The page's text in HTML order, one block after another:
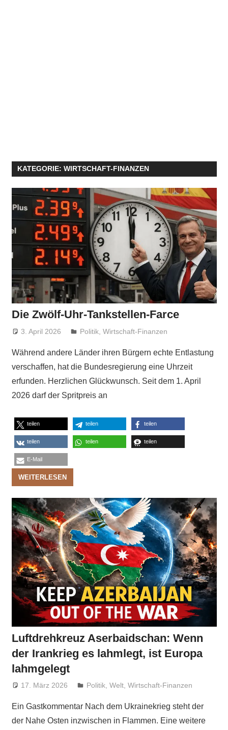
KATEGORIE: WIRTSCHAFT-FINANZEN
Die Zwölf-Uhr-Tankstellen-Farce
3. April 2026 Niki Vogt
Politik ,Wirtschaft-Finanzen
Während andere Länder ihren Bürgern echte Entlastung
verschaffen, hat die Bundesregierung eine Uhrzeit
erfunden. Herzlichen Glückwunsch. Seit dem 1. April
2026 darf der Spritpreis an
teilen teilen teilen
teilen teilen teilen
E-Mail
WEITERLESEN
Luftdrehkreuz Aserbaidschan: Wenn
der Irankrieg es lahmlegt, ist Europa
lahmgelegt
17. März 2026 Niki Vogt
Politik,Welt,Wirtschaft-Finanzen
Ein Gastkommentar Nach dem Ukrainekrieg steht der
der Nahe Osten inzwischen in Flammen. Eine weitere